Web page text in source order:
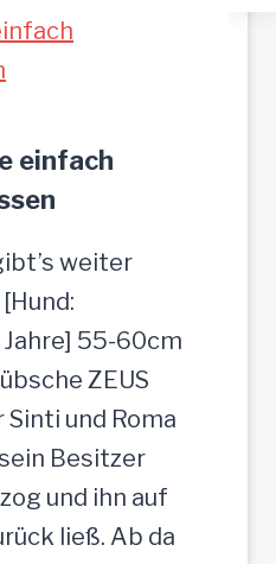
s
c
A
c
J
u
n
einfach
weiter
55-60cm
ZEUS
und Roma
Besitzer
und ihn auf
ließ. Ab da